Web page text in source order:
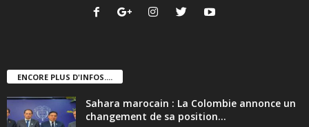
ENCORE PLUS D'INFOS....
Sahara marocain : La Colombie annonce un
changement de sa position...